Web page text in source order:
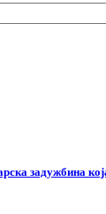
задужбина